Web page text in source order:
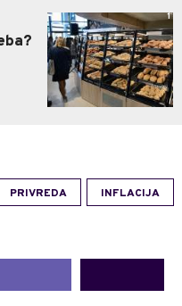
1
PRIVREDA INFLACIJA